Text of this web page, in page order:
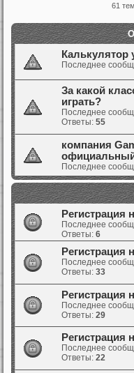
61
Калькулятор
Последнее
За какой
играть?
Последнее
Ответы: 55
компания
Последнее
Регистрация
Последнее
Ответы: 6
Регистрация
Последнее
Ответы: 33
Регистрация
Последнее
Ответы: 29
Регистрация
Последнее
Ответы: 22